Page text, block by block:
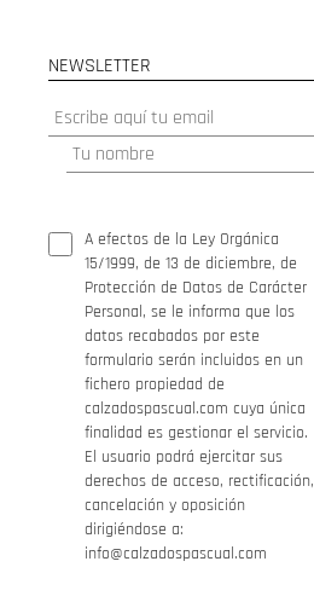
NEWSLETTER
A efectos de la Ley Orgánica
15/1999, de 13 de diciembre, de
Protección de Datos de Carácter
Personal, se le informa que los
datos recabados por este
formulario serán incluidos en un
fichero propiedad de
calzadospascual.com cuya única
finalidad es gestionar el servicio.
El usuario podrá ejercitar sus
derechos de acceso, rectificación,
cancelación y oposición
dirigiéndose a:
info@calzadospascual.com